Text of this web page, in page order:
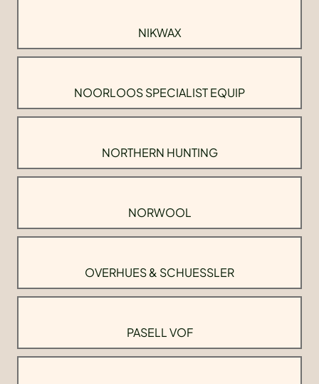
NIKWAX
NOORLOOS SPECIALIST EQUIP
NORTHERN HUNTING
NORWOOL
OVERHUES & SCHUESSLER
PASELL VOF